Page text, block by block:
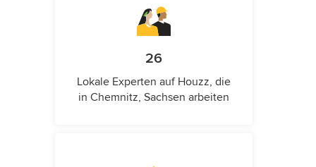
26
Lokale Experten auf Houzz, die
in Chemnitz, Sachsen arbeiten